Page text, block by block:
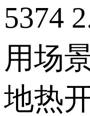
5374
用场
地热